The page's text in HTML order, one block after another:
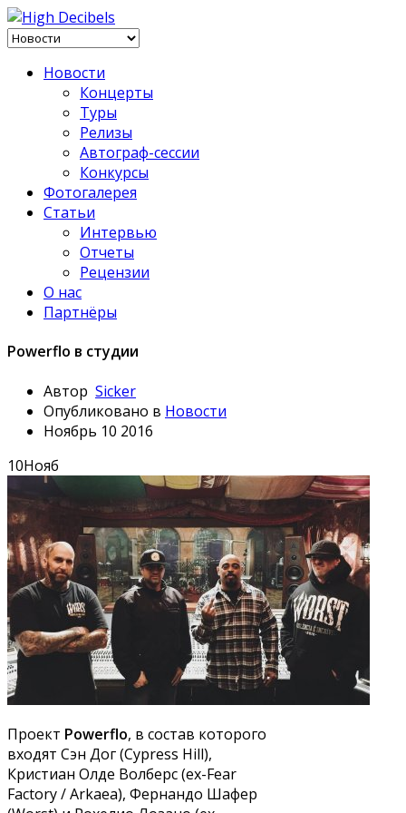
Новости
Концерты
Туры
Релизы
Автограф-сессии
Конкурсы
Фотогалерея
Статьи
Интервью
Отчеты
Рецензии
О нас
Партнёры
Powerflo в студии
Автор Sicker
Опубликовано в Новости
Ноябрь 10 2016
10Нояб
Проект Powerflo, в состав которого
входят Сэн Дог (Cypress Hill),
Кристиан Олде Волберс (ex-Fear
Factory / Arkaea), Фернандо Шафер